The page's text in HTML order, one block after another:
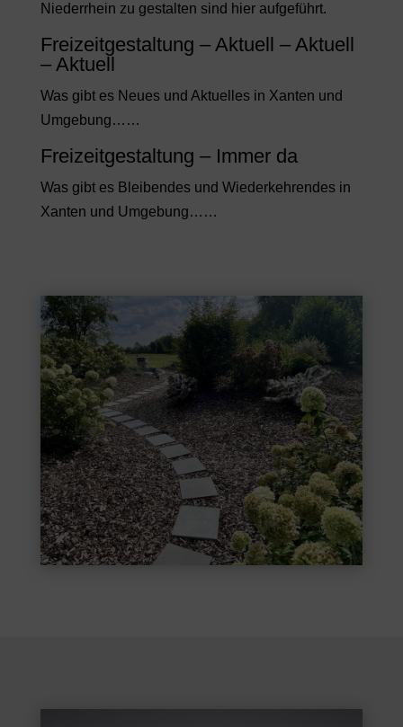
Niederrhein zu gestalten sind hier aufgeführt.
Freizeitgestaltung – Aktuell – Aktuell
– Aktuell
Was gibt es Neues und Aktuelles in Xanten und
Umgebung……
Freizeitgestaltung – Immer da
Was gibt es Bleibendes und Wiederkehrendes in
Xanten und Umgebung……